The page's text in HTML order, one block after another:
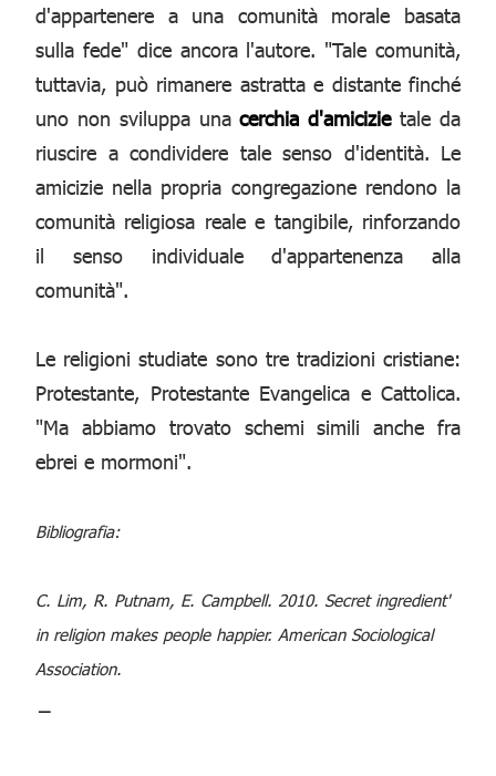
d'appartenere a una comunità morale basata
sulla fede" dice ancora l'autore. "Tale comunità,
tuttavia, può rimanere astratta e distante finché
uno non sviluppa unacerchia d'amicizietale da
riuscire a condividere tale senso d'identità. Le
amicizie nella propria congregazione rendono la
comunità religiosa reale e tangibile, rinforzando
il senso individuale d'appartenenza alla
comunità".
Le religioni studiate sono tre tradizioni cristiane:
Protestante, Protestante Evangelica e Cattolica.
"Ma abbiamo trovato schemi simili anche fra
ebrei e mormoni".
Bibliografia:
C. Lim, R. Putnam, E. Campbell. 2010. Secret ingredient'
in religion makes people happier. American Sociological
Association.